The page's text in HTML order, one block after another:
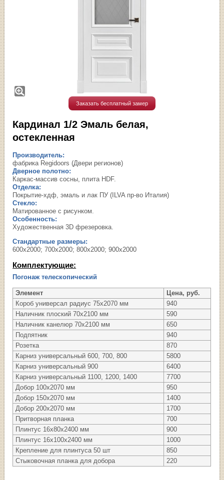
Заказать бесплатный замер
Кардинал 1/2 Эмаль белая,
остекленная
Производитель:
фабрика Regidoors (Двери регионов)
Дверное полотно:
Каркас-массив сосны, плита HDF.
Отделка:
Покрытие-хдф, эмаль и лак ПУ (ILVA пр-во Италия)
Стекло:
Матированное с рисунком.
Особенность:
Художественная 3D фрезеровка.
Стандартные размеры:
600х2000; 700х2000; 800х2000; 900х2000
Комплектующие:
Погонаж телескопический
Элемент
Цена, руб.
Короб универсал радиус 75х2070 мм
940
Наличник плоский 70х2100 мм
590
Наличник канелюр 70х2100 мм
650
Подпятник
940
Розетка
870
Карниз универсальный 600, 700, 800
5800
Карниз универсальный 900
6400
Карниз универсальный 1100, 1200, 1400
7700
Добор 100х2070 мм
950
Добор 150х2070 мм
1400
Добор 200х2070 мм
1700
Притворная планка
700
Плинтус 16х80х2400 мм
900
Плинтус 16х100х2400 мм
1000
Крепление для плинтуса 50 шт
850
Стыковочная планка для добора
220